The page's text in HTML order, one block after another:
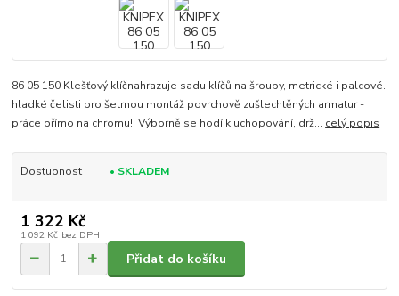
86 05 150 Klešťový klíčnahrazuje sadu klíčů na šrouby, metrické i palcové.
hladké čelisti pro šetrnou montáž povrchově zušlechtěných armatur -
práce přímo na chromu!. Výborně se hodí k uchopování, drž... celý popis
Dostupnost • SKLADEM
1 322 Kč
1 092 Kč bez DPH
Přidat do košíku